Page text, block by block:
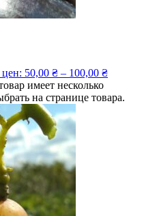
50,00 ₴ – 100,00 ₴
имеет несколько
на странице товара.